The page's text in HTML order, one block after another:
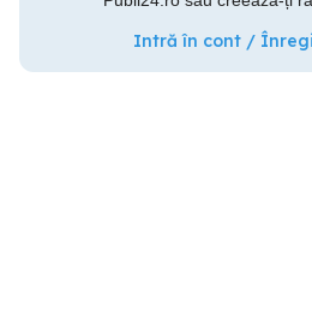
Intră în cont /